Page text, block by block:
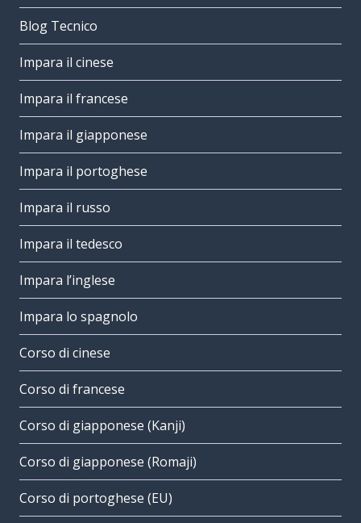
Blog Tecnico
Impara il cinese
Impara il francese
Impara il giapponese
Impara il portoghese
Impara il russo
Impara il tedesco
Impara l’inglese
Impara lo spagnolo
Corso di cinese
Corso di francese
Corso di giapponese (Kanji)
Corso di giapponese (Romaji)
Corso di portoghese (EU)